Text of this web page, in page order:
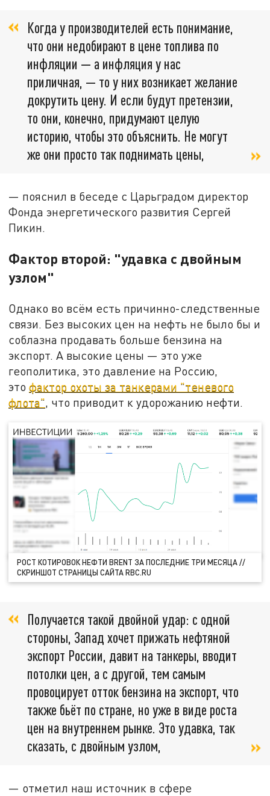
Когда у производителей есть понимание,
что они недобирают в цене топлива по
инфляции — а инфляция у нас
приличная, — то у них возникает желание
докрутить цену. И если будут претензии,
то они, конечно, придумают целую
историю, чтобы это объяснить. Не могут
же они просто так поднимать цены,
— пояснил в беседе с Царьградом директор
Фонда энергетического развития Сергей
Пикин.
Фактор второй: "удавка с двойным
узлом"
Однако во всём есть причинно-следственные
связи. Без высоких цен на нефть не было бы и
соблазна продавать больше бензина на
экспорт. А высокие цены — это уже
геополитика, это давление на Россию,
этофактор охоты за танкерами "теневого
флота", что приводит к удорожанию нефти.
РОСТ КОТИРОВОК НЕФТИ BRENT ЗА ПОСЛЕДНИЕ ТРИ МЕСЯЦА //
СКРИНШОТ СТРАНИЦЫ САЙТА RBC.RU
Получается такой двойной удар: с одной
стороны, Запад хочет прижать нефтяной
экспорт России, давит на танкеры, вводит
потолки цен, а с другой, тем самым
провоцирует отток бензина на экспорт, что
также бьёт по стране, но уже в виде роста
цен на внутреннем рынке. Это удавка, так
сказать, с двойным узлом,
— отметил наш источник в сфере